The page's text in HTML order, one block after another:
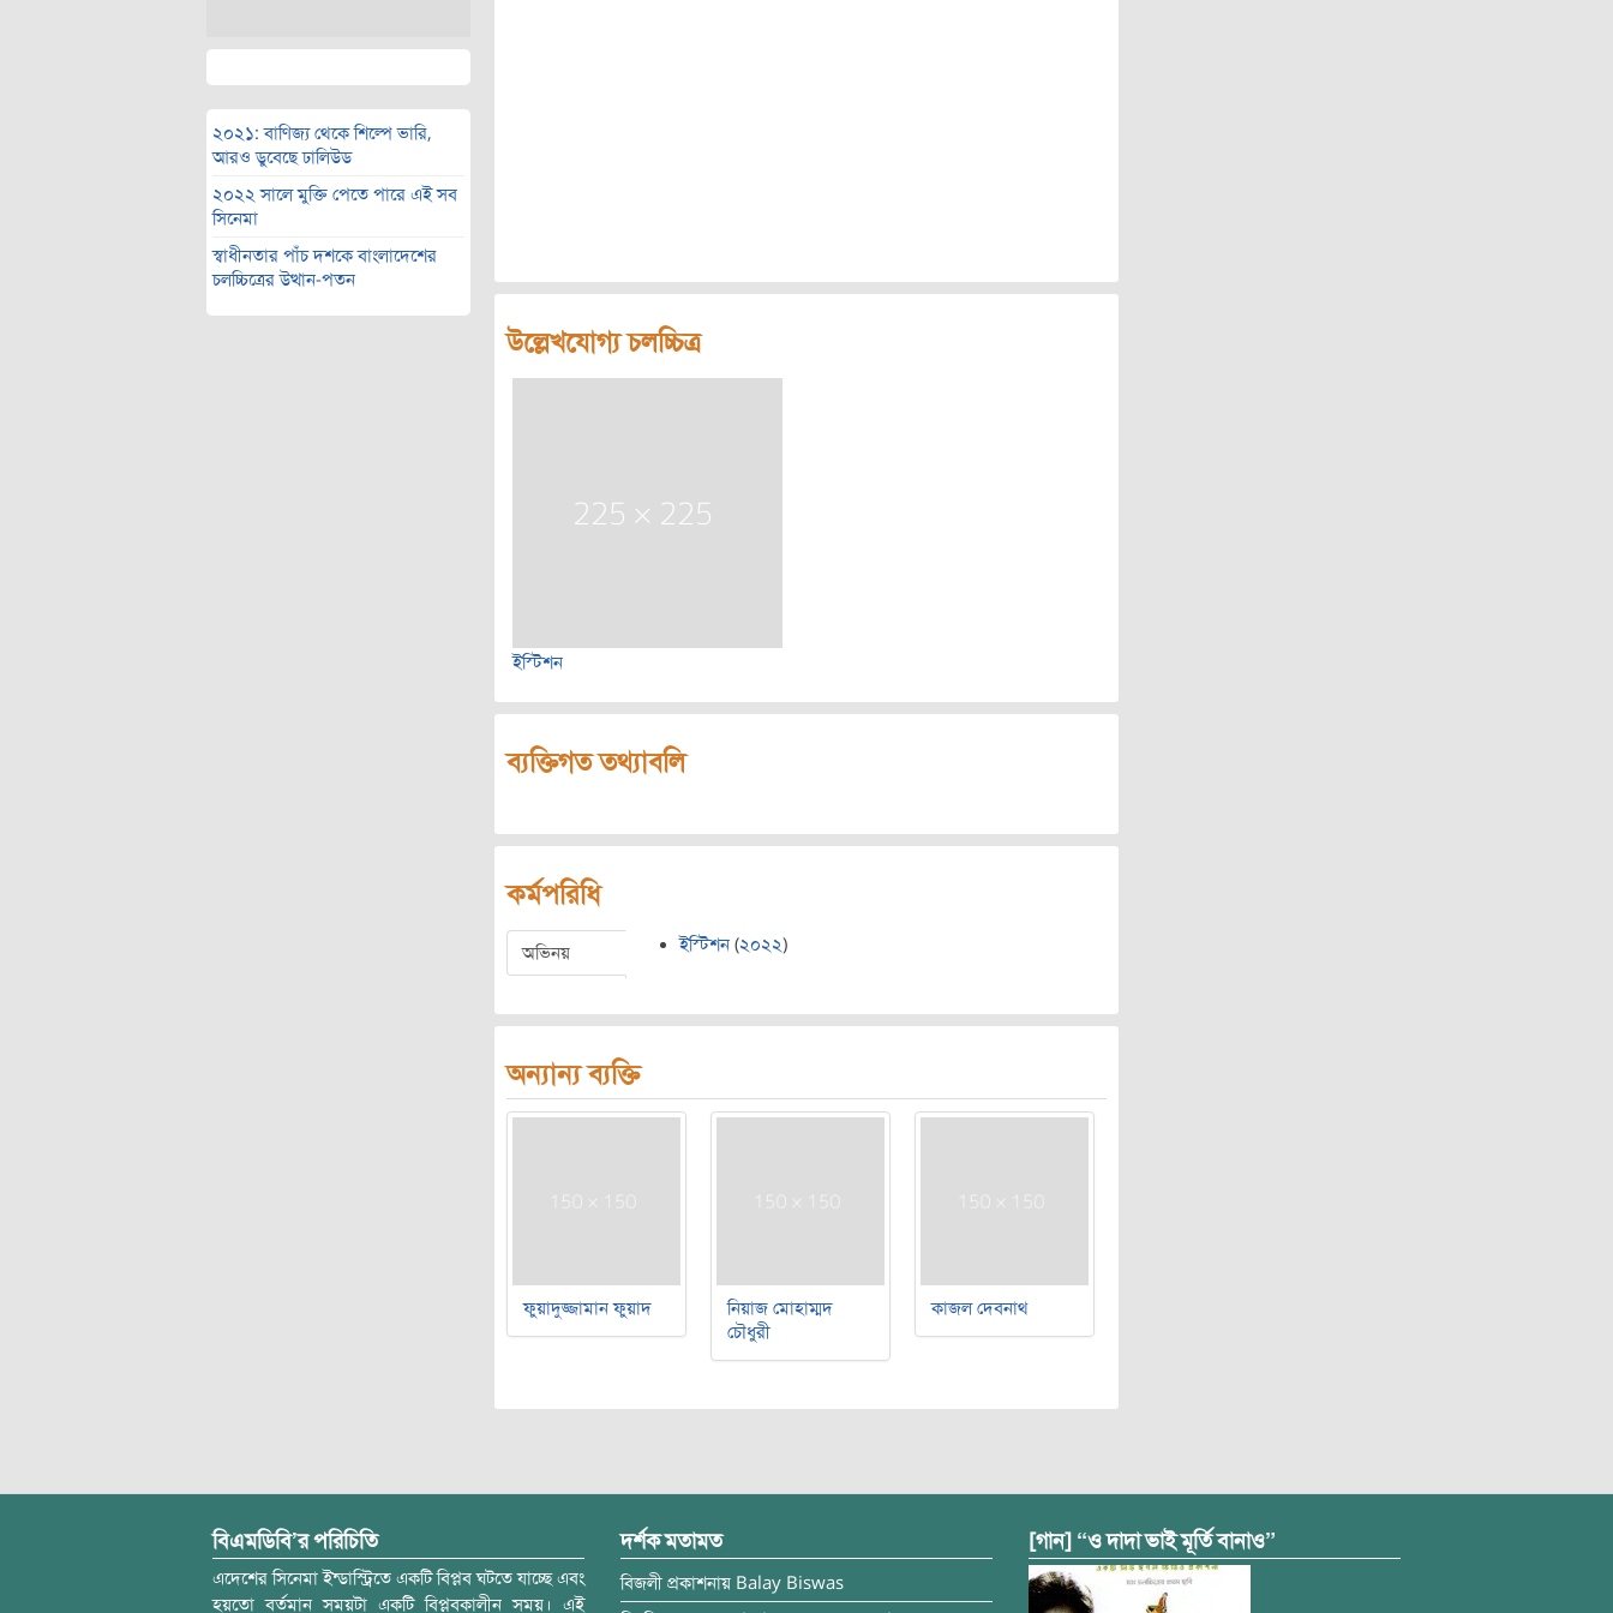
২০২১: বাণিজ্য থেকে শিল্পে ভারি,
আরও ডুবেছে ঢালিউড
২০২২ সালে মুক্তি পেতে পারে এই সব
সিনেমা
স্বাধীনতার পাঁচ দশকে বাংলাদেশের
চলচ্চিত্রের উত্থান-পতন
উল্লেখযোগ্য চলচ্চিত্র
ইস্টিশন
ব্যক্তিগত তথ্যাবলি
কর্মপরিধি
অভিনয় ইস্টিশন (২০২২)
অন্যান্য ব্যক্তি
ফুয়াদুজ্জামান ফুয়াদ
নিয়াজ মোহাম্মদ
চৌধুরী
কাজল দেবনাথ
বিএমডিবি’র পরিচিতি
এদেশের সিনেমা ইন্ডাস্ট্রিতে একটি বিপ্লব ঘটতে যাচ্ছে এবং
হয়তো বর্তমান সময়টা একটি বিপ্লবকালীন সময়। এই
দর্শক মতামত
বিজলী প্রকাশনায় Balay Biswas
[গান] “ও দাদা ভাই মূর্তি বানাও”